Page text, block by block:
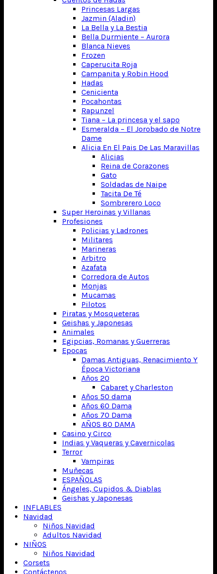
Princesas Largas
Jazmin (Aladin)
La Bella y La Bestia
Bella Durmiente – Aurora
Blanca Nieves
Frozen
Caperucita Roja
Campanita y Robin Hood
Hadas
Cenicienta
Pocahontas
Rapunzel
Tiana – La princesa y el sapo
Esmeralda – El Jorobado de Notre
Dame
Alicia En El Pais De Las Maravillas
Alicias
Reina de Corazones
Gato
Soldadas de Naipe
Tacita De Té
Sombrerero Loco
Super Heroinas y Villanas
Profesiones
Policias y Ladrones
Militares
Marineras
Arbitro
Azafata
Corredora de Autos
Monjas
Mucamas
Pilotos
Piratas y Mosqueteras
Geishas y Japonesas
Animales
Egipcias, Romanas y Guerreras
Epocas
Damas Antiguas, Renacimiento Y
Época Victoriana
Años 20
Cabaret y Charleston
Años 50 dama
Años 60 Dama
Años 70 Dama
AÑOS 80 DAMA
Casino y Circo
Indias y Vaqueras y Cavernicolas
Terror
Vampiras
Muñecas
ESPAÑOLAS
Ángeles, Cupidos & Diablas
Geishas y Japonesas
INFLABLES
Navidad
Niños Navidad
Adultos Navidad
NIÑOS
Niños Navidad
Corsets
Contáctenos